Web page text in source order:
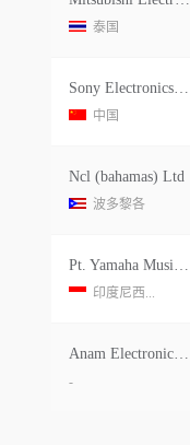
泰国
Sony Electronics Operations
中国
Ncl (bahamas) Ltd
波多黎各
Pt. Yamaha Music Manufacturing Asia
印度尼西...
Anam Electronics Vietnam
-